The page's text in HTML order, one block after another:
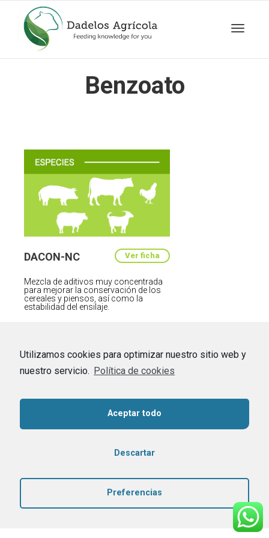
Utilizamos cookies para optimizar nuestro sitio web y
nuestro servicio. Política de cookies
Aceptar todo
Descartar
Preferencias
Benzoato
DACON-NC Ver ficha
Mezcla de aditivos muy concentrada
para mejorar la conservación de los
cereales y piensos, así como la
estabilidad del ensilaje.